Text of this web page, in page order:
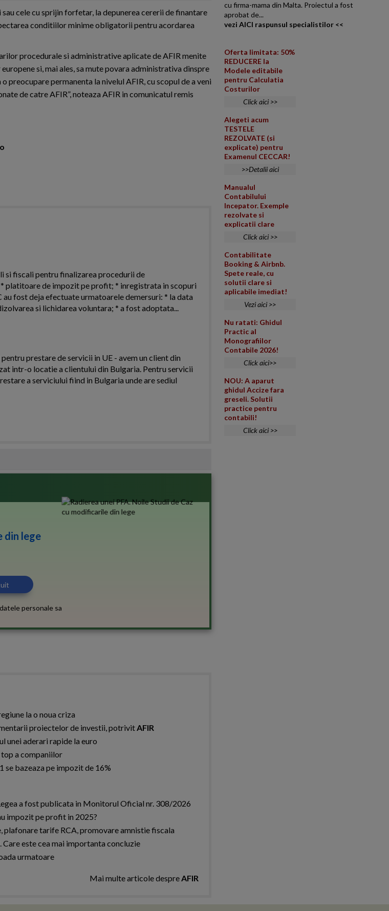
cele cu sprijin forfetar, la depunerea cererii de finantare
conditiilor minime obligatorii pentru acordarea
procedurale si administrative aplicate de AFIR menite
si, mai ales, sa mute povara administrativa dinspre
permanenta la nivelul AFIR, cu scopul de a veni
de catre AFIR”, noteaza AFIR in comunicatul remis
si fiscali pentru finalizarea procedurii de
platitoare de impozit pe profit; * inregistrata in scopuri
fost deja efectuate urmatoarele demersuri: * la data
si lichidarea voluntara; * a fost adoptata...
prestare de servicii in UE - avem un client din
intr-o locatie a clientului din Bulgaria. Pentru servicii
a serviciului fiind in Bulgaria unde are sediul
din lege
personale sa
la o noua criza
proiectelor de investii, potrivitAFIR
unei aderari rapide la euro
a companiilor
se bazeaza pe impozit de 16%
a fost publicata in Monitorul Oficial nr. 308/2026
impozit pe profit in 2025?
tarife RCA, promovare amnistie fiscala
este cea mai importanta concluzie
urmatoare
Mai multe articole despreAFIR
cu firma-mama din Malta. Proiectul a fost
aprobat de...
vezi AICI raspunsul specialistilor <<
Oferta limitata: 50%
REDUCERE la
Modele editabile
pentru Calculatia
Costurilor
Click aici >>
Alegeti acum
TESTELE
REZOLVATE (si
explicate) pentru
Examenul CECCAR!
>>Detalii aici
Manualul
Contabilului
Incepator. Exemple
rezolvate si
explicatii clare
Click aici >>
Contabilitate
Booking & Airbnb.
Spete reale, cu
solutii clare si
aplicabile imediat!
Vezi aici >>
Nu ratati: Ghidul
Practic al
Monografiilor
Contabile 2026!
Click aici>>
NOU: A aparut
ghidul Accize fara
greseli. Solutii
practice pentru
contabili!
Click aici >>